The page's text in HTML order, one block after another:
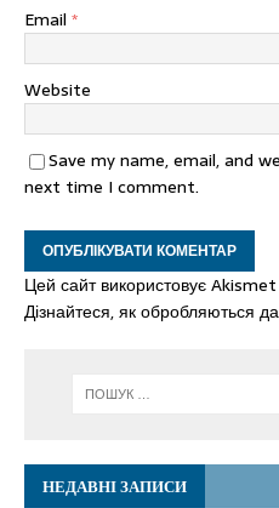
Email *
Website
Save my name, email, and
next time I comment.
Цей сайт використовує
Дізнайтеся, як обробляються
НЕДАВНІ ЗАПИСИ